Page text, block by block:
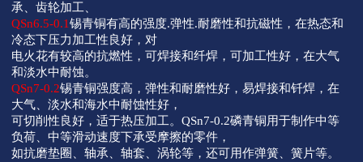
承、齿轮加工、
QSn6.5-0.1锡青铜有高的强度.弹性.耐磨性和抗磁性，在热态和
冷态下压力加工性良好，对
电火花有较高的抗燃性，可焊接和纤焊，可加工性好，在大气
和淡水中耐蚀。
QSn7-0.2锡青铜强度高，弹性和耐磨性好，易焊接和钎焊，在
大气、淡水和海水中耐蚀性好，
可切削性良好，适于热压加工。QSn7-0.2磷青铜用于制作中等
负荷、中等滑动速度下承受摩擦的零件，
如抗磨垫圈、轴承、轴套、涡轮等，还可用作弹簧、簧片等。